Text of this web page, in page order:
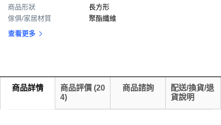
商品形狀
長方形
傢俱/家居材質
聚酯纖維
查看更多
商品詳情 商品評價 (20
4)
商品諮詢
配送/換貨/退
貨說明